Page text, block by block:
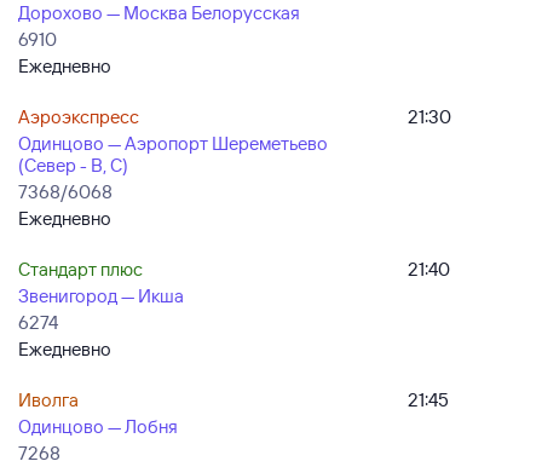
Дорохово — Москва Белорусская
6910
Ежедневно
Аэроэкспресс
Одинцово — Аэропорт Шереметьево
(Север - B, C)
7368/6068
Ежедневно
21:30
Стандарт плюс
Звенигород — Икша
6274
Ежедневно
21:40
Иволга
Одинцово — Лобня
7268
21:45